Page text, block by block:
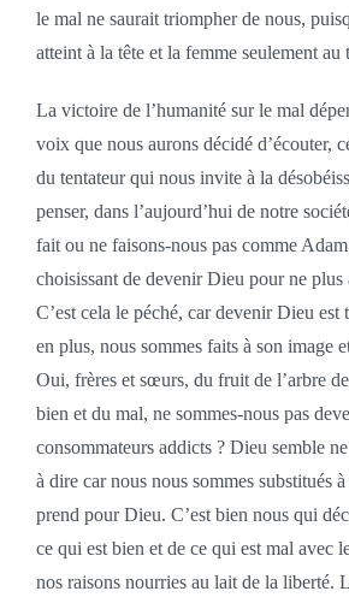
le mal ne saurait triompher de nous,
atteint à la tête et la femme seulement au
La victoire de l’humanité sur le mal
voix que nous aurons décidé d’écouter,
du tentateur qui nous invite à la
penser, dans l’aujourd’hui de notre
fait ou ne faisons-nous pas comme
choisissant de devenir Dieu pour ne
C’est cela le péché, car devenir Dieu est
en plus, nous sommes faits à son image
Oui, frères et sœurs, du fruit de l’arbre
bien et du mal, ne sommes-nous pas
consommateurs addicts ? Dieu semble
à dire car nous nous sommes substitués
prend pour Dieu. C’est bien nous qui
ce qui est bien et de ce qui est mal avec
nos raisons nourries au lait de la liberté.